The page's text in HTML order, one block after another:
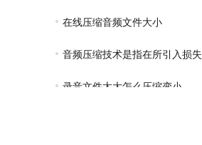
在线压缩音频文件大小
音频压缩技术是指在所引入损失可忽略
录音文件太大怎么压缩变小